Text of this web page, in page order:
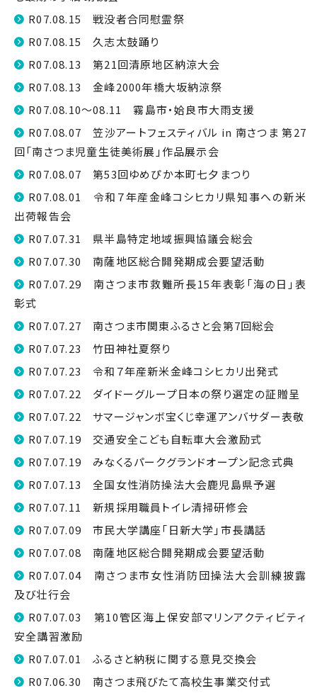
R07.08.15 戦没者合同慰霊祭
R07.08.15 久志太鼓踊り
R07.08.13 第21回清原地区納涼大会
R07.08.13 金峰2000年橋大坂納涼祭
R07.08.10～08.11 霧島市・姶良市大雨支援
R07.08.07 笠沙アートフェスティバル in 南さつま 第27
回「南さつま児童生徒美術展」作品展示会
R07.08.07 第53回ゆめぴか本町七夕まつり
R07.08.01 令和７年産金峰コシヒカリ県知事への新米
出荷報告会
R07.07.31 県半島特定地域振興協議会総会
R07.07.30 南薩地区総合開発期成会要望活動
R07.07.29 南さつま市救難所長15年表彰「海の日」表
彰式
R07.07.27 南さつま市関東ふるさと会第7回総会
R07.07.23 竹田神社夏祭り
R07.07.23 令和７年産新米金峰コシヒカリ出発式
R07.07.22 ダイドーグループ日本の祭り選定の証贈呈
R07.07.22 サマージャンボ宝くじ幸運アンバサダー表敬
R07.07.19 交通安全こども自転車大会激励式
R07.07.19 みなくるパークグランドオープン記念式典
R07.07.13 全国女性消防操法大会鹿児島県予選
R07.07.11 新規採用職員トイレ清掃研修会
R07.07.09 市民大学講座「日新大学」市長講話
R07.07.08 南薩地区総合開発期成会要望活動
R07.07.04 南さつま市女性消防団操法大会訓練披露
及び壮行会
R07.07.03 第10管区海上保安部マリンアクティビティ
安全講習激励
R07.07.01 ふるさと納税に関する意見交換会
R07.06.30 南さつま飛びたて高校生事業交付式